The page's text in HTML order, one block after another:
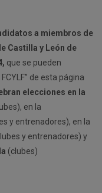
a miembros de
Castilla y León de
que se pueden
de esta página
elecciones en la
en la
y entrenadores), en la
y entrenadores) y
(clubes)